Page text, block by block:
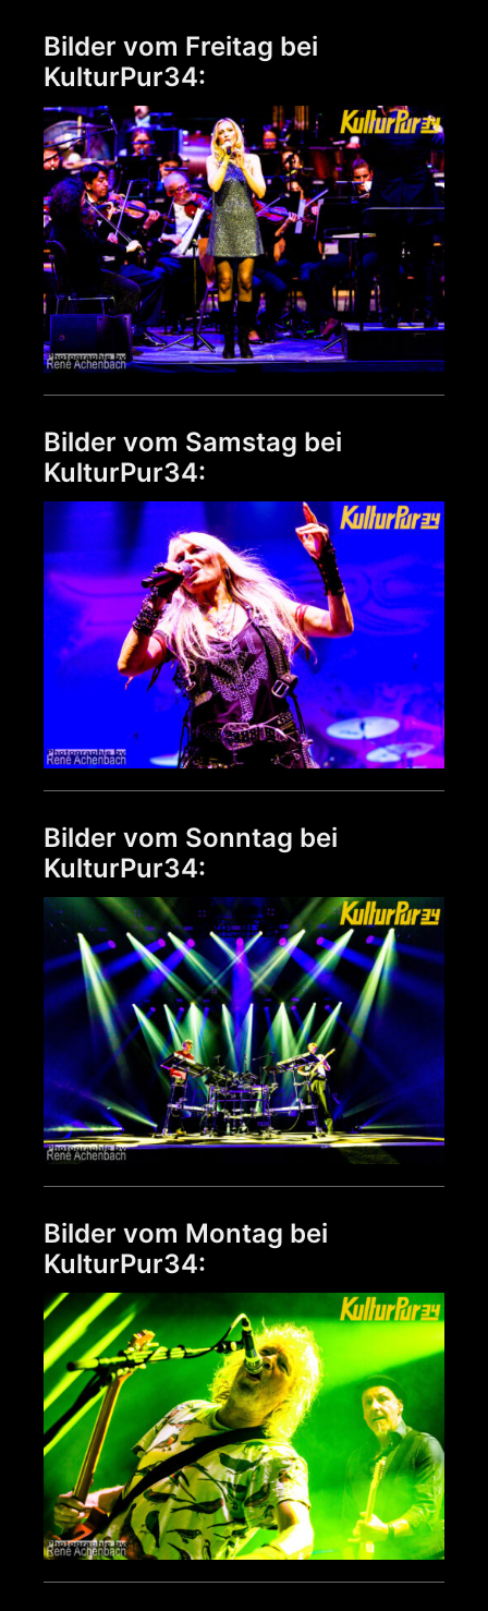
Bilder vom Freitag bei
KulturPur34:
Bilder vom Samstag bei
KulturPur34:
Bilder vom Sonntag bei
KulturPur34:
Bilder vom Montag bei
KulturPur34: